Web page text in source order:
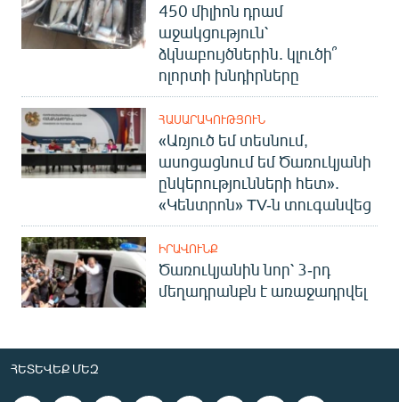
450 միլիոն դրամ
աջակցություն՝
ձկնաբույծներին. կլուծի՞
ոլորտի խնդիրները
ՀԱՍԱՐԱԿՈՒԹՅՈՒՆ
«Առյուծ եմ տեսնում,
ասոցացնում եմ Ծառուկյանի
ընկերությունների հետ».
«Կենտրոն» TV-ն տուգանվեց
ԻՐԱՎՈՒՆՔ
Ծառուկյանին նոր՝ 3-րդ
մեղադրանքն է առաջադրվել
ՀԵՏԵՎԵՔ ՄԵԶ